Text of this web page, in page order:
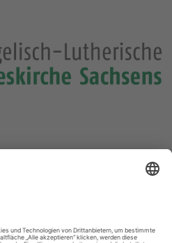
Jahr konnte nicht gefunden
werden kann, können Sie